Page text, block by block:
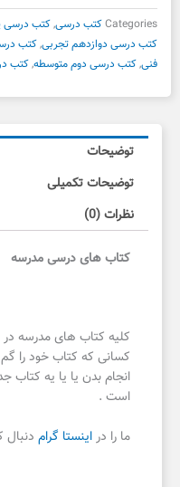
پسران
دست
دوم
عدد
Categoriesکتب درسی,کتب درسی
کتب درسی دوازدهم تجربی,کتب
فنی,کتب درسی دوم متوسطه,کتب
توضیحات
توضیحات تکمیلی
نظرات (0)
کتاب های درسی مدرسه
کلیه کتاب های مدرسه
کسانی که کتاب خود را
انجام بدن یا یا یه کتاب
است .
ما را دراینستا گرام دنبال